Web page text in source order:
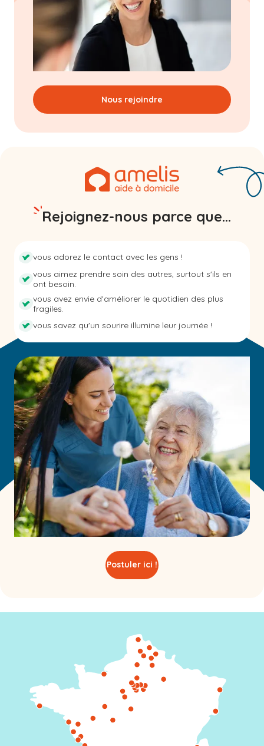
Nous rejoindre
Rejoignez-nous parce que...
vous adorez le contact avec les gens !
vous aimez prendre soin des autres, surtout s'ils en
ont besoin.
vous avez envie d'améliorer le quotidien des plus
fragiles.
vous savez qu'un sourire illumine leur journée !
Postuler ici !